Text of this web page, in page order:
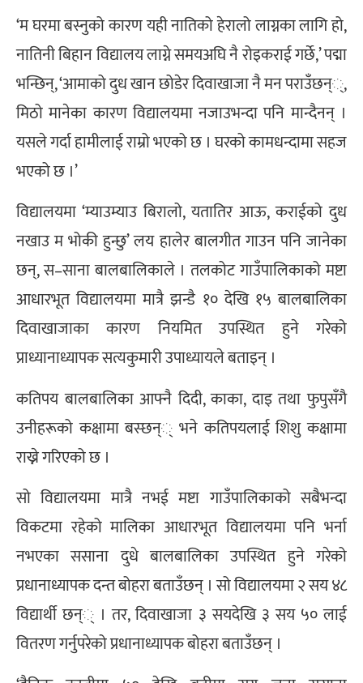
‘म घरमा बस्नुको कारण यही नातिको हेरालो लाग्नका लागि हो,
नातिनी बिहान विद्यालय लाग्ने समयअघि नै रोइकराई गर्छे,’ पद्मा
भन्छिन्, ‘आमाको दुध खान छोडेर दिवाखाजा नै मन पराउँछन््,
मिठो मानेका कारण विद्यालयमा नजाउभन्दा पनि मान्दैनन् ।
यसले गर्दा हामीलाई राम्रो भएको छ । घरको कामधन्दामा सहज
भएको छ ।’
विद्यालयमा ‘म्याउम्याउ बिरालो, यतातिर आऊ, कराईको दुध
नखाउ म भोकी हुन्छु’ लय हालेर बालगीत गाउन पनि जानेका
छन्, स–साना बालबालिकाले । तलकोट गाउँपालिकाको मष्टा
आधारभूत विद्यालयमा मात्रै झन्डै १० देखि १५ बालबालिका
दिवाखाजाका कारण नियमित उपस्थित हुने गरेको
प्राध्यानाध्यापक सत्यकुमारी उपाध्यायले बताइन् ।
कतिपय बालबालिका आफ्नै दिदी, काका, दाइ तथा फुपुसँगै
उनीहरूको कक्षामा बस्छन्् भने कतिपयलाई शिशु कक्षामा
राख्ने गरिएको छ ।
सो विद्यालयमा मात्रै नभई मष्टा गाउँपालिकाको सबैभन्दा
विकटमा रहेको मालिका आधारभूत विद्यालयमा पनि भर्ना
नभएका ससाना दुधे बालबालिका उपस्थित हुने गरेको
प्रधानाध्यापक दन्त बोहरा बताउँछन् । सो विद्यालयमा २ सय ४८
विद्यार्थी छन्् । तर, दिवाखाजा ३ सयदेखि ३ सय ५० लाई
वितरण गर्नुपरेको प्रधानाध्यापक बोहरा बताउँछन् ।